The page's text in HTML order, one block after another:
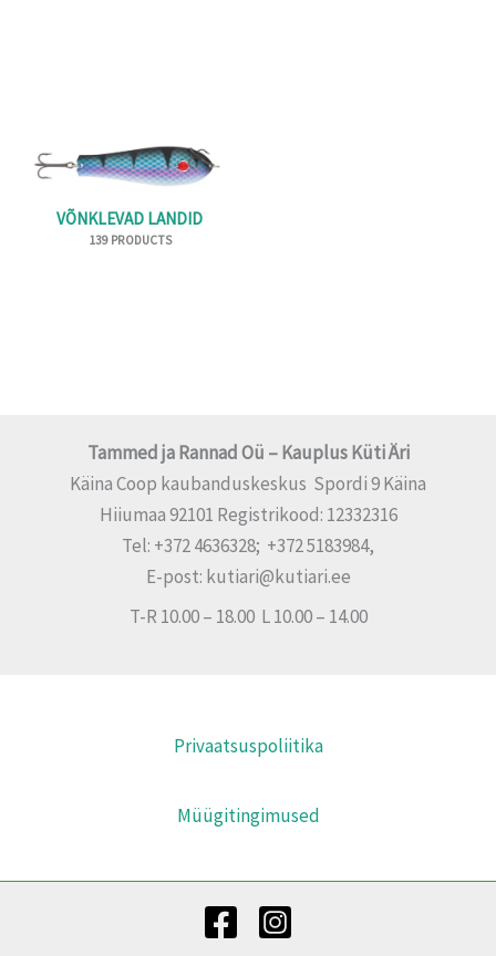
VÕNKLEVAD LANDID
139 PRODUCTS
Tammed ja Rannad Oü – Kauplus Küti Äri
Käina Coop kaubanduskeskus Spordi 9 Käina
Hiiumaa 92101 Registrikood: 12332316
Tel: +372 4636328; +372 5183984,
E-post: kutiari@kutiari.ee
T-R 10.00 – 18.00 L 10.00 – 14.00
Privaatsuspoliitika
Müügitingimused